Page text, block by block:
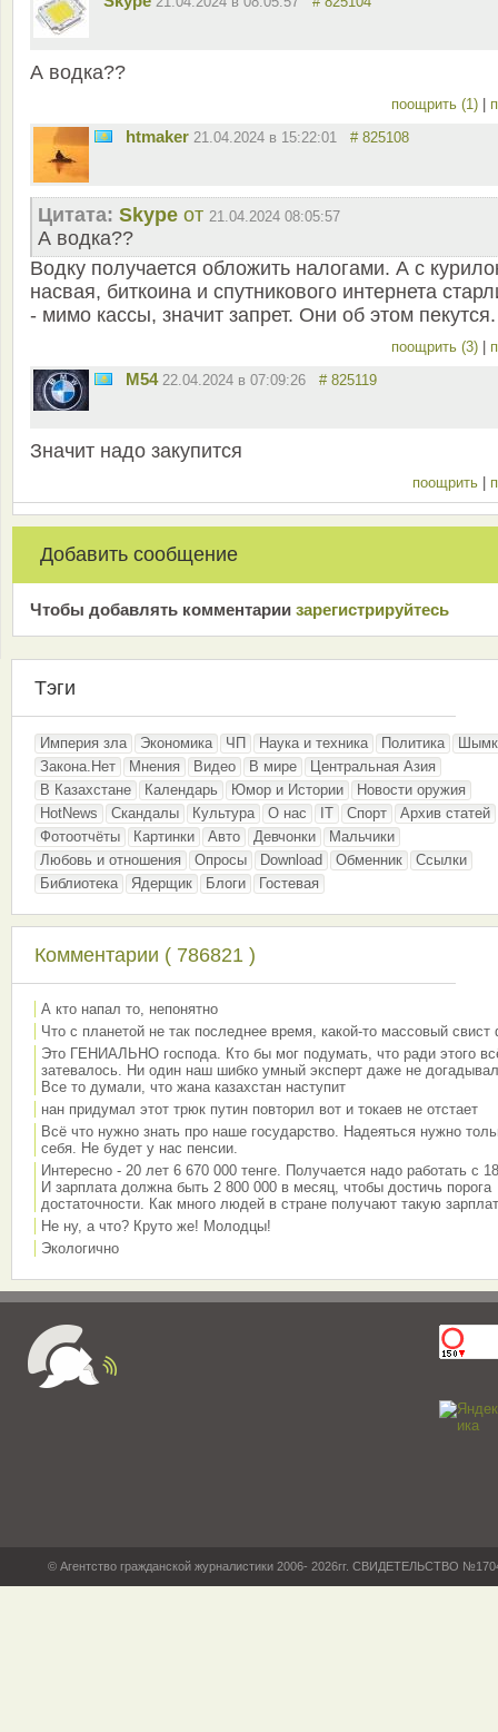
А водка??
поощрить (1)
htmaker 21.04.2024 в 15:22:01 # 825108
Цитата: Skype от 21.04.2024 08:05:57
А водка??
Водку получается обложить налогами. А с
насвая, биткоина и спутникового интернета
- мимо кассы, значит запрет. Они об этом пекутся.
поощрить (3)
M54 22.04.2024 в 07:09:26 # 825119
Значит надо закупится
поощрить
Добавить сообщение
Чтобы добавлять комментарии зарeгиcтрирyйтeсь
Тэги
Империя зла Экономика ЧП Наука и техника Политика
Закона.Нет
Мнения Видео В мире
Центральная Азия
В Казахстане
Календарь Юмор и Истории
Новости оружия
HotNews
Скандалы Культура О нас IT Спорт
Архив статей
Фотоотчёты
Картинки Авто Девчонки
Мальчики
Любовь и отношения
Опросы Download Обменник
Ссылки
Библиотека
Ядерщик Блоги Гостевая
Комментарии ( 786821 )
А кто напал то, непонятно
Что с планетой не так последнее время, какой-то массовый свист
Это ГЕНИАЛЬНО господа. Кто бы мог подумать, что ради этого
затевалось. Ни один наш шибко умный эксперт даже не
Все то думали, что жана казахстан наступит
нан придумал этот трюк путин повторил вот и токаев не отстает
Всё что нужно знать про наше государство. Надеяться нужно
себя. Не будет у нас пенсии.
Интересно - 20 лет 6 670 000 тенге. Получается надо работать с
И зарплата должна быть 2 800 000 в месяц, чтобы достичь порога
достаточности. Как много людей в стране получают такую
Не ну, а что? Круто же! Молодцы!
Экологично
© Агентство гражданской журналистики 2006- 2026гг. СВИДЕТЕЛЬСТВО